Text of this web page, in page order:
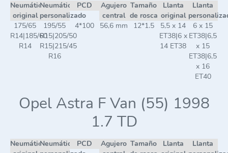
Neumático
original
Neumático
personalizado
PCD
Agujero
central
Tamaño
de rosca
Llanta
original
Llanta
175/65
R14|185/60
R14
195/55
R15|205/50
R15|215/45
R16
4*100 56,6 mm 12*1.5
5,5 x 14
ET38|6 x
14 ET38
6 x 15
ET38|6,5
x 15
ET38|6,5
x 16
ET40
Opel Astra F Van (55) 1998
1.7 TD
NeumáticoNeumático
PCD
Agujero Tamaño
Llanta
Llanta